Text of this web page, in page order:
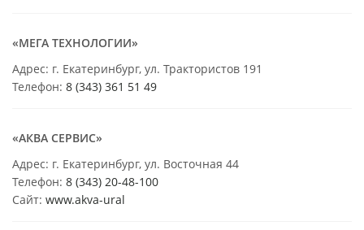
«МЕГА ТЕХНОЛОГИИ»
Адрес: г. Екатеринбург, ул. Трактористов 191
Телефон: 8 (343) 361 51 49
«АКВА СЕРВИС»
Адрес: г. Екатеринбург, ул. Восточная 44
Телефон: 8 (343) 20-48-100
Сайт: www.akva-ural